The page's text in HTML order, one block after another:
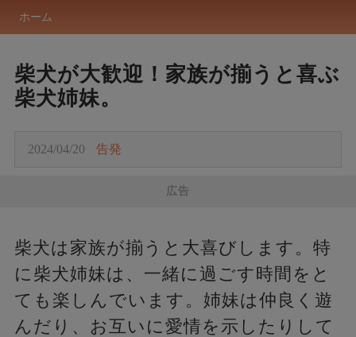
ホーム
柴犬が大歓迎！家族が揃うと喜ぶ
柴犬姉妹。
2024/04/20 告発
広告
柴犬は家族が揃うと大喜びします。特
に柴犬姉妹は、一緒に過ごす時間をと
ても楽しんでいます。姉妹は仲良く遊
んだり、お互いに愛情を示したりして